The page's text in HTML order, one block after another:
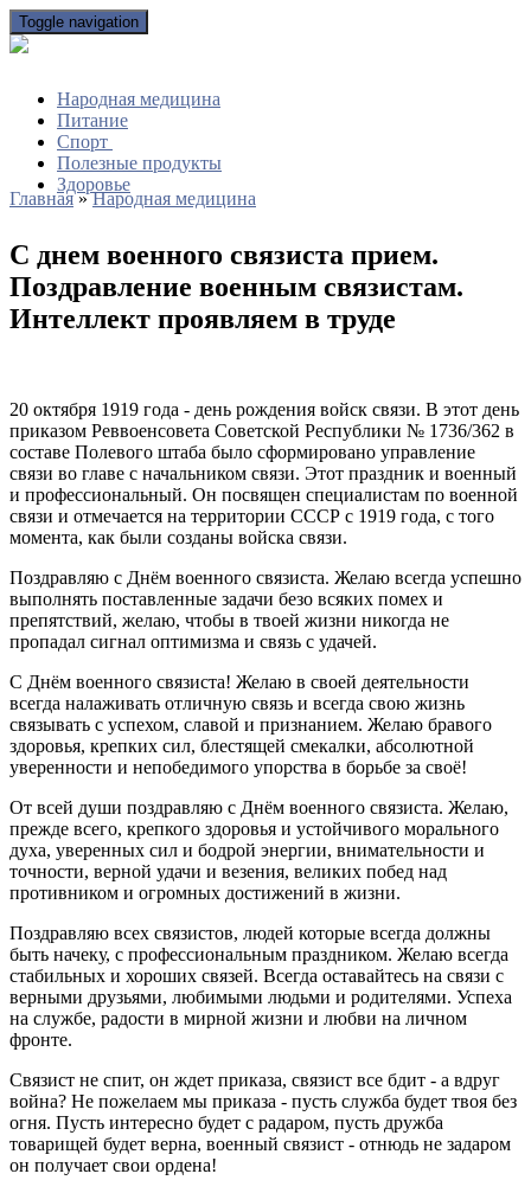
Toggle navigation
Народная медицина
Питание
Спорт
Полезные продукты
Здоровье
Главная»Народная медицина
С днем военного связиста прием.
Поздравление военным связистам.
Интеллект проявляем в труде
20 октября 1919 года - день рождения войск связи. В этот день
приказом Реввоенсовета Советской Республики № 1736/362 в
составе Полевого штаба было сформировано управление
связи во главе с начальником связи. Этот праздник и военный
и профессиональный. Он посвящен специалистам по военной
связи и отмечается на территории СССР с 1919 года, с того
момента, как были созданы войска связи.
Поздравляю с Днём военного связиста. Желаю всегда успешно
выполнять поставленные задачи безо всяких помех и
препятствий, желаю, чтобы в твоей жизни никогда не
пропадал сигнал оптимизма и связь с удачей.
С Днём военного связиста! Желаю в своей деятельности
всегда налаживать отличную связь и всегда свою жизнь
связывать с успехом, славой и признанием. Желаю бравого
здоровья, крепких сил, блестящей смекалки, абсолютной
уверенности и непобедимого упорства в борьбе за своё!
От всей души поздравляю с Днём военного связиста. Желаю,
прежде всего, крепкого здоровья и устойчивого морального
духа, уверенных сил и бодрой энергии, внимательности и
точности, верной удачи и везения, великих побед над
противником и огромных достижений в жизни.
Поздравляю всех связистов, людей которые всегда должны
быть начеку, с профессиональным праздником. Желаю всегда
стабильных и хороших связей. Всегда оставайтесь на связи с
верными друзьями, любимыми людьми и родителями. Успеха
на службе, радости в мирной жизни и любви на личном
фронте.
Связист не спит, он ждет приказа, связист все бдит - а вдруг
война? Не пожелаем мы приказа - пусть служба будет твоя без
огня. Пусть интересно будет с радаром, пусть дружба
товарищей будет верна, военный связист - отнюдь не задаром
он получает свои ордена!